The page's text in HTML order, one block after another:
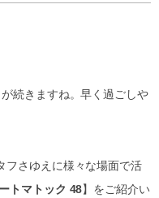
続きますね。早く過ごしや
フさゆえに様々な場面で活
トマトック 48】をご紹介い